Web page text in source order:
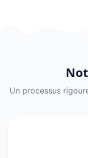
Un processus